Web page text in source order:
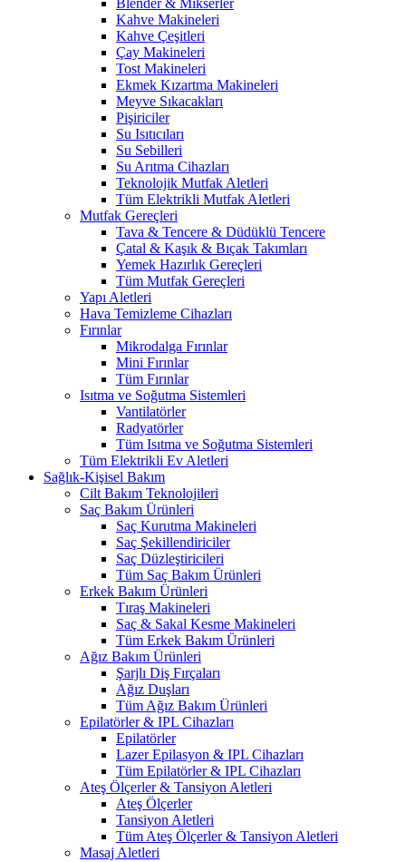
Blender & Mikserler
Kahve Makineleri
Kahve Çeşitleri
Çay Makineleri
Tost Makineleri
Ekmek Kızartma Makineleri
Meyve Sıkacakları
Pişiriciler
Su Isıtıcıları
Su Sebilleri
Su Arıtma Cihazları
Teknolojik Mutfak Aletleri
Tüm Elektrikli Mutfak Aletleri
Mutfak Gereçleri
Tava & Tencere & Düdüklü Tencere
Çatal & Kaşık & Bıçak Takımları
Yemek Hazırlık Gereçleri
Tüm Mutfak Gereçleri
Yapı Aletleri
Hava Temizleme Cihazları
Fırınlar
Mikrodalga Fırınlar
Mini Fırınlar
Tüm Fırınlar
Isıtma ve Soğutma Sistemleri
Vantilatörler
Radyatörler
Tüm Isıtma ve Soğutma Sistemleri
Tüm Elektrikli Ev Aletleri
Sağlık-Kişisel Bakım
Cilt Bakım Teknolojileri
Saç Bakım Ürünleri
Saç Kurutma Makineleri
Saç Şekillendiriciler
Saç Düzleştiricileri
Tüm Saç Bakım Ürünleri
Erkek Bakım Ürünleri
Tıraş Makineleri
Saç & Sakal Kesme Makineleri
Tüm Erkek Bakım Ürünleri
Ağız Bakım Ürünleri
Şarjlı Diş Fırçaları
Ağız Duşları
Tüm Ağız Bakım Ürünleri
Epilatörler & IPL Cihazları
Epilatörler
Lazer Epilasyon & IPL Cihazları
Tüm Epilatörler & IPL Cihazları
Ateş Ölçerler & Tansiyon Aletleri
Ateş Ölçerler
Tansiyon Aletleri
Tüm Ateş Ölçerler & Tansiyon Aletleri
Masaj Aletleri